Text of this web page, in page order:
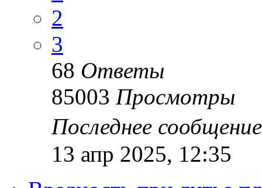
2
3
68 Ответы
85003 Просмотры
Последнее
13 апр 2025, 12:35